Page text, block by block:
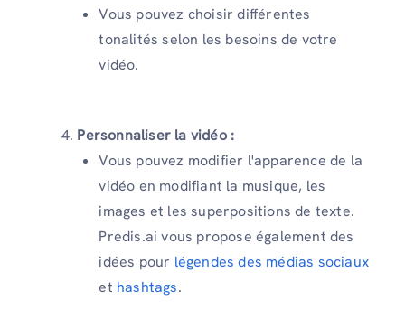
Vous pouvez choisir différentes
tonalités selon les besoins de votre
vidéo.
Personnaliser la vidéo :
Vous pouvez modifier l'apparence de la
vidéo en modifiant la musique, les
images et les superpositions de texte.
Predis.ai vous propose également des
idées pour légendes des médias sociaux
et hashtags.